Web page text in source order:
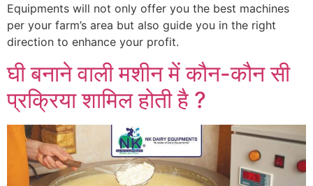
Equipments will not only offer you the best machines
per your farm’s area but also guide you in the right
direction to enhance your profit.
घी बनाने वाली मशीन में कौन-कौन सी
प्रक्रिया शामिल होती है ?